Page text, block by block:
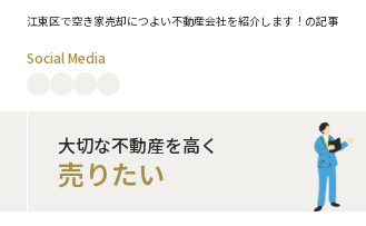
江東区で空き家売却につよい不動産会社を紹介します！の記事
Social Media
大切な不動産を高く
売りたい